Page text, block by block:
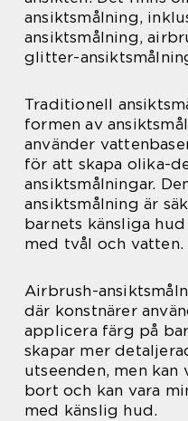
ansiktsmålning,
ansiktsmålning,
glitter-
Traditionell
formen av
använder
för att skapa olika-
ansiktsmålningar.
ansiktsmålning är
barnets känsliga
med tvål och vatten.
Airbrush-
där konstnärer
applicera färg på
skapar mer
utseenden, men kan
bort och kan vara
med känslig hud.